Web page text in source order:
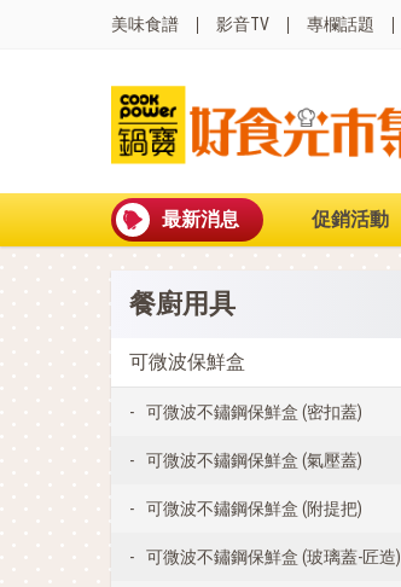
美味食譜 影音TV 專欄話題
最新消息 促銷活動
餐廚用具
可微波保鮮盒
可微波不鏽鋼保鮮盒 (密扣蓋)
可微波不鏽鋼保鮮盒 (氣壓蓋)
可微波不鏽鋼保鮮盒 (附提把)
可微波不鏽鋼保鮮盒 (玻璃蓋-匠造)